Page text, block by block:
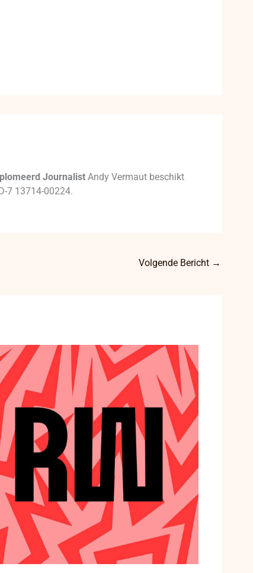
Journalist Andy Vermaut beschikt
7 13714-00224.
Volgende Bericht →